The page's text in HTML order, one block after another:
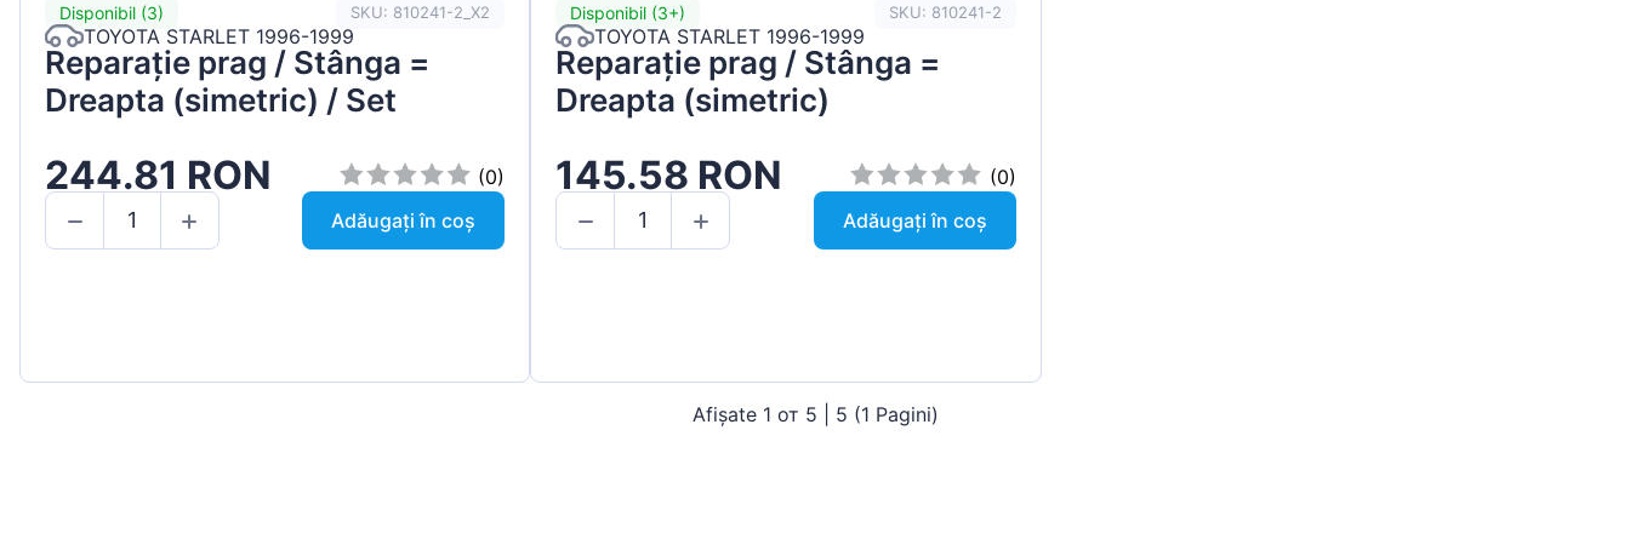
Disponibil (3) SKU: 810241-2_X2
TOYOTA STARLET 1996-1999
Reparație prag / Stânga =
Dreapta (simetric) / Set
244.81 RON
(0)
Adăugați în coș
Disponibil (3+) SKU: 810241-2
TOYOTA STARLET 1996-1999
Reparație prag / Stânga =
Dreapta (simetric)
145.58 RON
(0)
Adăugați în coș
Afișate 1 от 5 | 5 (1 Pagini)